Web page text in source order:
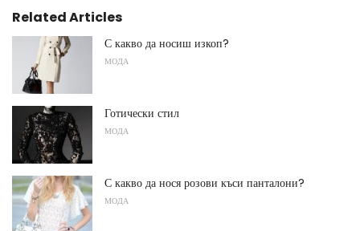
Related Articles
С какво да носиш изкоп?
МОДА
Готически стил
МОДА
С какво да нося розови къси панталони?
МОДА